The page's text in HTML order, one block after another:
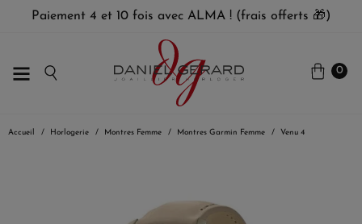
Paiement 4 et 10 fois avec ALMA ! (frais offerts 🎁)
0
Accueil Horlogerie Montres Femme Montres Garmin Femme Venu 4